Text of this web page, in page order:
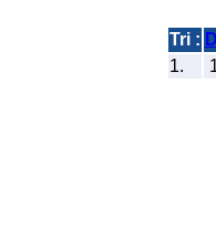
Tri :
1.